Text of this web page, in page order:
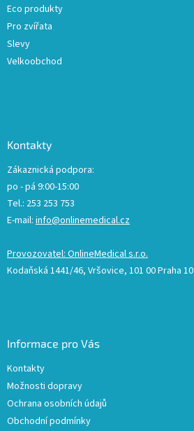
Eco produkty
Pro zvířata
Slevy
Velkoobchod
Kontakty
Zákaznická podpora:
po - pá 9:00-15:00
Tel.: 253 253 753
E-mail: info@onlinemedical.cz
Provozovatel: OnlineMedical s.r.o.
Kodaňská 1441/46, Vršovice, 101 00 Praha 10
Informace pro Vás
Kontakty
Možnosti dopravy
Ochrana osobních údajů
Obchodní podmínky